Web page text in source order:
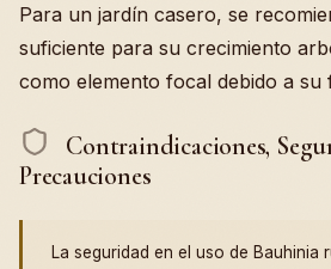
Para un jardín casero, se
suficiente para su crecimiento
como elemento focal debido a su
Contraindicaciones,
Precauciones
La seguridad en el uso de Bauhinia